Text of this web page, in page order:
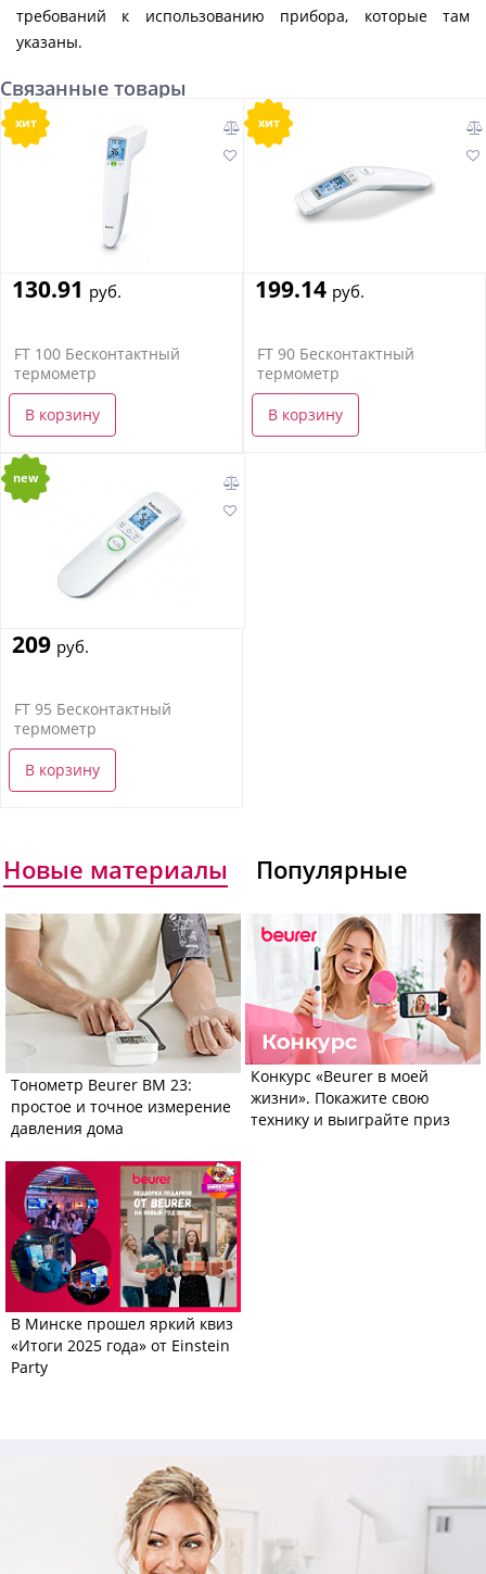
требований к использованию прибора, которые там
указаны.
Связанные товары
хит
130.91 руб.
FT 100 Бесконтактный
термометр
В корзину
хит
199.14 руб.
FT 90 Бесконтактный
термометр
В корзину
new
209 руб.
FT 95 Бесконтактный
термометр
В корзину
Новые материалы Популярные
Тонометр Beurer BM 23:
простое и точное измерение
давления дома
Конкурс «Beurer в моей
жизни». Покажите свою
технику и выиграйте приз
В Минске прошел яркий квиз
«Итоги 2025 года» от Einstein
Party